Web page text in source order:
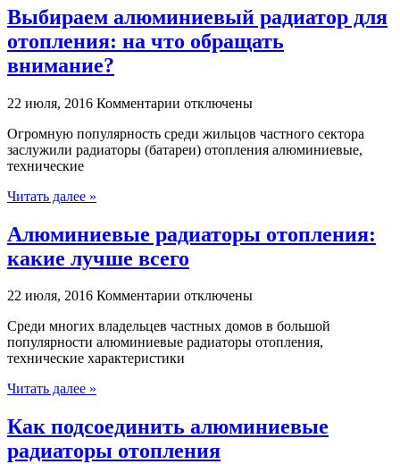
Выбираем алюминиевый радиатор для
отопления: на что обращать
внимание?
22 июля, 2016 Комментарии к
Выбираем
алюминиевый
что
обращать
внимание?
отключены
Огромную популярность среди жильцов частного сектора
заслужили радиаторы (батареи) отопления алюминиевые,
технические
Читать далее »
Алюминиевые радиаторы отопления:
какие лучше всего
22 июля, 2016 Комментарии к
Алюминиевые
радиаторы
отопления:
отключены
Среди многих владельцев частных домов в большой
популярности алюминиевые радиаторы отопления,
технические характеристики
Читать далее »
Как подсоединить алюминиевые
радиаторы отопления